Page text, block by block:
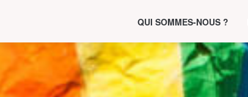
QUI SOMMES-NOUS ?